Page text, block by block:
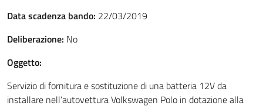
Data scadenza bando: 22/03/2019
Deliberazione: No
Oggetto:
Servizio di fornitura e sostituzione di una batteria 12V da
installare nell’autovettura Volkswagen Polo in dotazione alla